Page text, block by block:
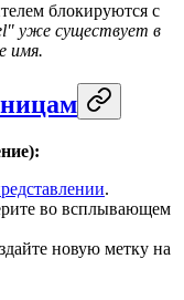
блокируются с
уже существует в
имя.
.
во всплывающем
новую метку на